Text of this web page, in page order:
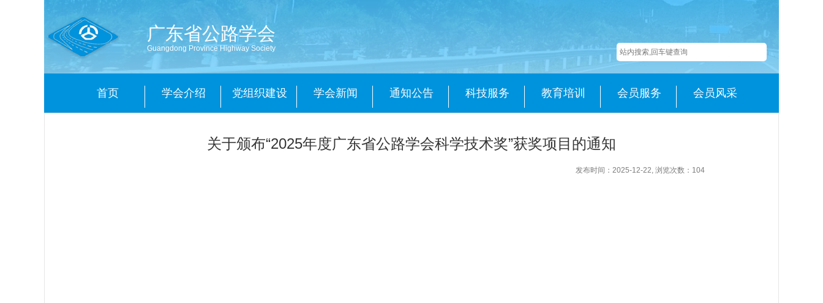
广东省公路学会
Guangdong Province Highway Society
首页 学会介绍 党组织建设 学会新闻 通知公告 科技服务 教育培训 会员服务 会员风采
关于颁布“2025年度广东省公路学会科学技术奖”获奖项目的通知
发布时间：2025-12-22, 浏览次数： 104